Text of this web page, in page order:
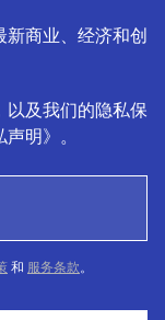
新商业、经济和创
以及我们的隐私保
明》。
和 服务条款。